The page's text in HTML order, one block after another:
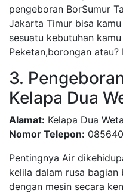
pengeboran BorSumur
Jakarta Timur bisa
sesuatu kebutuhan
Peketan,borongan atau?
3.
Kelapa Dua
Alamat: Kelapa Dua
Nomor Telepon:
Pentingnya Air
kelila dalam rusa
dengan mesin secara